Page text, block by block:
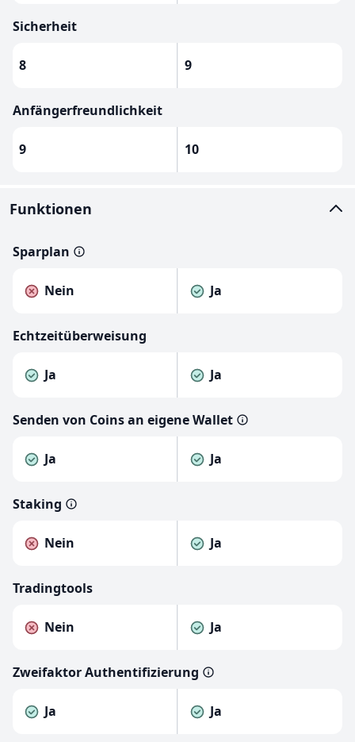
Sicherheit
8 9
Anfängerfreundlichkeit
9 10
Funktionen
Sparplan
Nein Ja
Echtzeitüberweisung
Ja Ja
Senden von Coins an eigene Wallet
Ja Ja
Staking
Nein Ja
Tradingtools
Nein Ja
Zweifaktor Authentifizierung
Ja Ja